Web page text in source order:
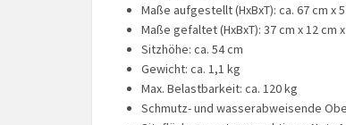
Maße aufgestellt (HxBxT): ca. 67 cm x
Maße gefaltet (HxBxT): 37 cm x 12 cm
Sitzhöhe: ca. 54 cm
Gewicht: ca. 1,1 kg
Max. Belastbarkeit: ca. 120 kg
Schmutz- und wasserabweisende